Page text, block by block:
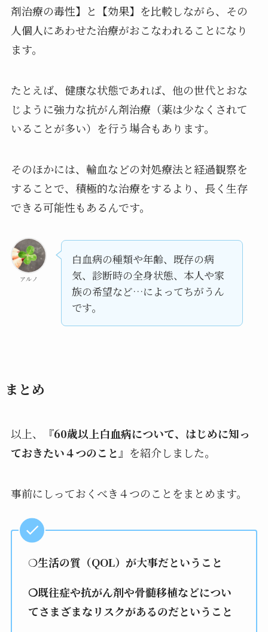
剤治療の毒性】と【効果】を比較しながら、その
人個人にあわせた治療がおこなわれることになり
ます。
たとえば、健康な状態であれば、他の世代とおな
じように強力な抗がん剤治療（薬は少なくされて
いることが多い）を行う場合もあります。
そのほかには、輸血などの対処療法と経過観察を
することで、積極的な治療をするより、長く生存
できる可能性もあるんです。
アルノ
白血病の種類や年齢、既存の病
気、診断時の全身状態、本人や家
族の希望など…によってちがうん
です。
まとめ
以上、『60歳以上白血病について、はじめに知っ
ておきたい４つのこと』を紹介しました。
事前にしっておくべき４つのことをまとめます。
❍生活の質（QOL）が大事だということ
❍既往症や抗がん剤や骨髄移植などについ
てさまざまなリスクがあるのだということ